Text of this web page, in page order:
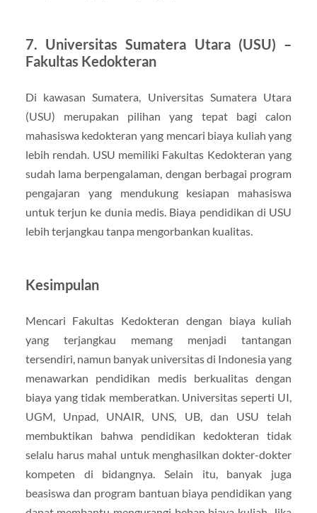
7. Universitas Sumatera Utara (USU) –
Fakultas Kedokteran
Di kawasan Sumatera, Universitas Sumatera Utara
(USU) merupakan pilihan yang tepat bagi calon
mahasiswa kedokteran yang mencari biaya kuliah yang
lebih rendah. USU memiliki Fakultas Kedokteran yang
sudah lama berpengalaman, dengan berbagai program
pengajaran yang mendukung kesiapan mahasiswa
untuk terjun ke dunia medis. Biaya pendidikan di USU
lebih terjangkau tanpa mengorbankan kualitas.
Kesimpulan
Mencari Fakultas Kedokteran dengan biaya kuliah
yang terjangkau memang menjadi tantangan
tersendiri, namun banyak universitas di Indonesia yang
menawarkan pendidikan medis berkualitas dengan
biaya yang tidak memberatkan. Universitas seperti UI,
UGM, Unpad, UNAIR, UNS, UB, dan USU telah
membuktikan bahwa pendidikan kedokteran tidak
selalu harus mahal untuk menghasilkan dokter-dokter
kompeten di bidangnya. Selain itu, banyak juga
beasiswa dan program bantuan biaya pendidikan yang